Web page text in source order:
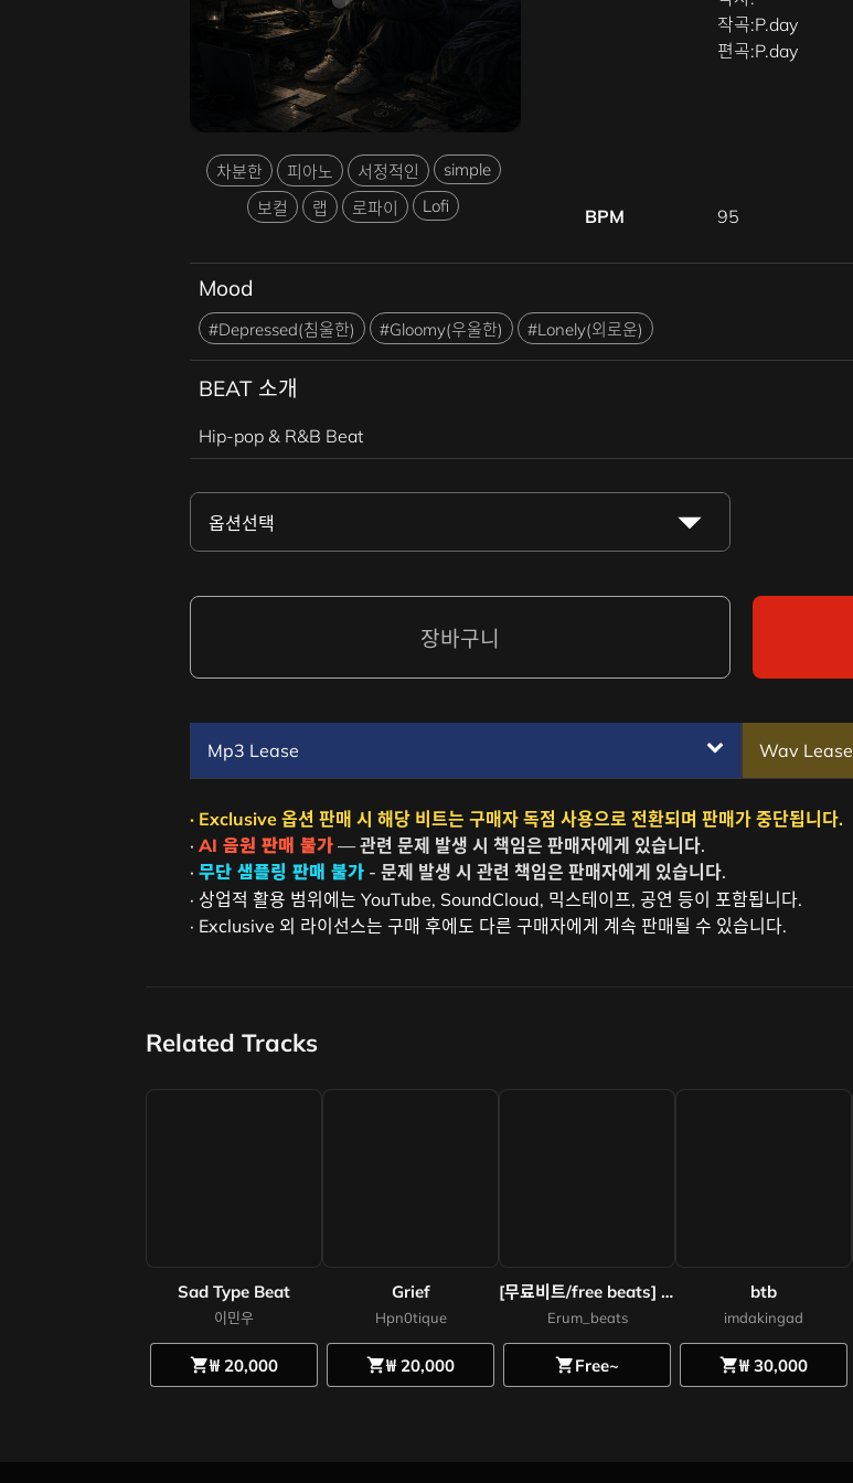
차분한 피아노 서정적인
simple
보컬
랩 로파이 Lofi
작곡:P.day
편곡:P.day
BPM 95
Mood
#Depressed(침울한) #Gloomy(우울한) #Lonely(외로운)
BEAT 소개
Hip-pop & R&B Beat
장바구니
Mp3 Lease Wav Lease
· Exclusive 옵션 판매 시 해당 비트는 구매자 독점 사용으로 전환되며 판매가 중단됩니다.
· AI 음원 판매 불가 — 관련 문제 발생 시 책임은 판매자에게 있습니다.
· 무단 샘플링 판매 불가 - 문제 발생 시 관련 책임은 판매자에게 있습니다.
· 상업적 활용 범위에는 YouTube, SoundCloud, 믹스테이프, 공연 등이 포함됩니다.
· Exclusive 외 라이선스는 구매 후에도 다른 구매자에게 계속 판매될 수 있습니다.
Related Tracks
Sad Type Beat
이민우
shopping_cart₩ 20,000
Grief
Hpn0tique
shopping_cart₩ 20,000
[무료비트/free beats] 릴러말즈타입 감성적이면서 다크한 알앤비 비트/ emotional dark Rnb type beats
Erum_beats
shopping_cartFree~
btb
imdakingad
shopping_cart₩ 30,000